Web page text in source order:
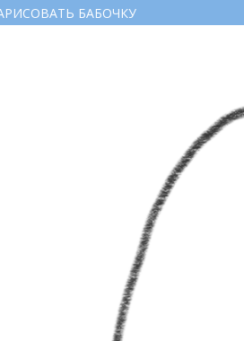
БАБОЧКУ